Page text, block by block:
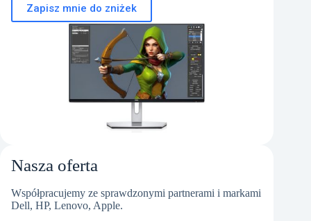
Zapisz mnie do zniżek
Nasza oferta
Współpracujemy ze sprawdzonymi partnerami i markami
Dell, HP, Lenovo, Apple.